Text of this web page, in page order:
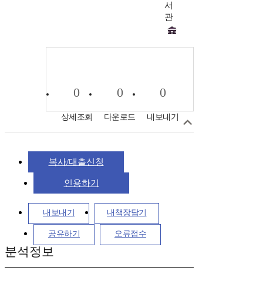
서
관
0
상세조회
0
다운로드
0
내보내기
복사/대출신청
인용하기
내보내기 내책장담기
공유하기 오류접수
분석정보